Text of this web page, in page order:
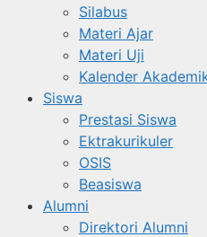
Silabus
Materi Ajar
Materi Uji
Kalender
Siswa
Prestasi Siswa
Ektrakurikuler
OSIS
Beasiswa
Alumni
Direktori Alumni